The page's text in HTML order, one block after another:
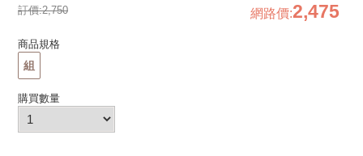
訂價:2,750 網路價:2,475
商品規格
組
購買數量